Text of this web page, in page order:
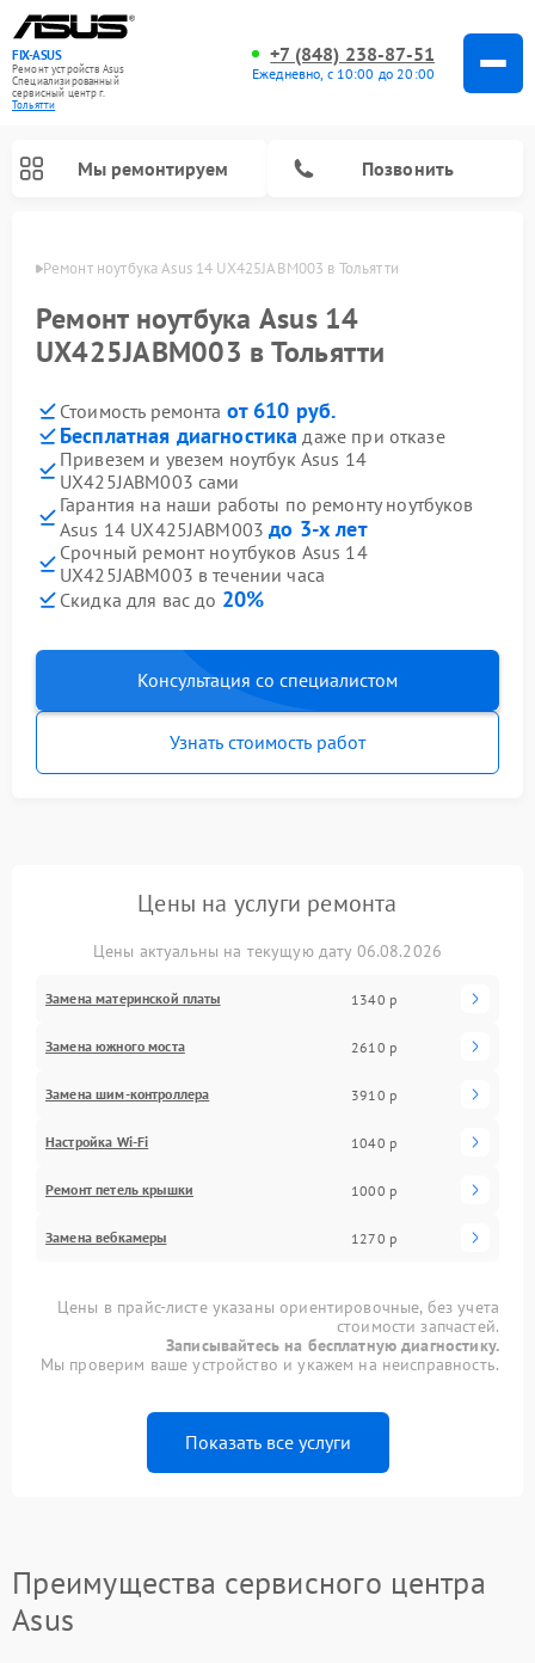
FIX-ASUS
Ремонт устройств Asus
Специализированный
cервисный центр г.
Тольятти
+7 (848) 238-87-51
Ежедневно, с 10:00 до 20:00
Мы ремонтируем Позвонить
Ремонт ноутбука Asus 14 UX425JABM003 в Тольятти
Ремонт ноутбука Asus 14
UX425JABM003 в Тольятти
Стоимость ремонта от 610 руб.
Бесплатная диагностика даже при отказе
Привезем и увезем ноутбук Asus 14
UX425JABM003 сами
Гарантия на наши работы по ремонту ноутбуков
Asus 14 UX425JABM003до 3-х лет
Срочный ремонт ноутбуков Asus 14
UX425JABM003 в течении часа
Скидка для вас до 20%
Консультация со специалистом
Узнать стоимость работ
Цены на услуги ремонта
Цены актуальны на текущую дату 06.08.2026
Замена материнской платы 1340 р
Замена южного моста 2610 р
Замена шим-контроллера 3910 р
Настройка Wi-Fi 1040 р
Ремонт петель крышки 1000 р
Замена вебкамеры 1270 р
Цены в прайс-листе указаны ориентировочные, без учета
стоимости запчастей.
Записывайтесь на бесплатную диагностику.
Мы проверим ваше устройство и укажем на неисправность.
Показать все услуги
Преимущества сервисного центра
Asus